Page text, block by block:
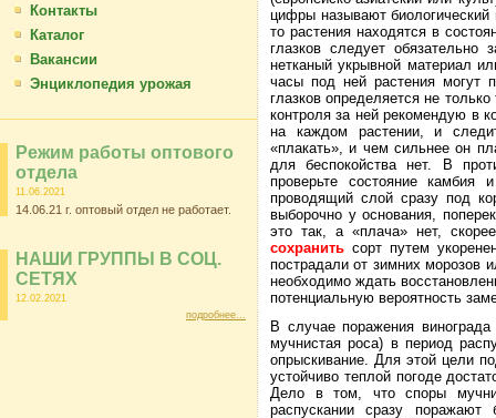
Контакты
Каталог
Вакансии
Энциклопедия урожая
Режим работы оптового
отдела
11.06.2021
14.06.21 г. оптовый отдел не работает.
НАШИ ГРУППЫ В СОЦ.
СЕТЯХ
12.02.2021
подробнее...
цифры называют
то растения находятся в
глазков следует обязательно
нетканый укрывной материал
часы под ней растения могут
глазков определяется не
контроля за ней рекомендую в
на каждом растении, и
«плакать», и чем сильнее он
для беспокойства нет. В
проверьте состояние камбия
проводящий слой сразу под
выборочно у основания,
это так, а «плача» нет,
сохранить сорт путем
пострадали от зимних морозов
необходимо ждать
потенциальную вероятность
В случае поражения
мучнистая роса) в период
опрыскивание. Для этой цели
устойчиво теплой погоде
Дело в том, что споры
распускании сразу